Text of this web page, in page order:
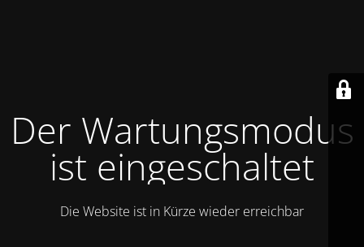
Der Wartungsmodus
ist eingeschaltet
Die Website ist in Kürze wieder erreichbar